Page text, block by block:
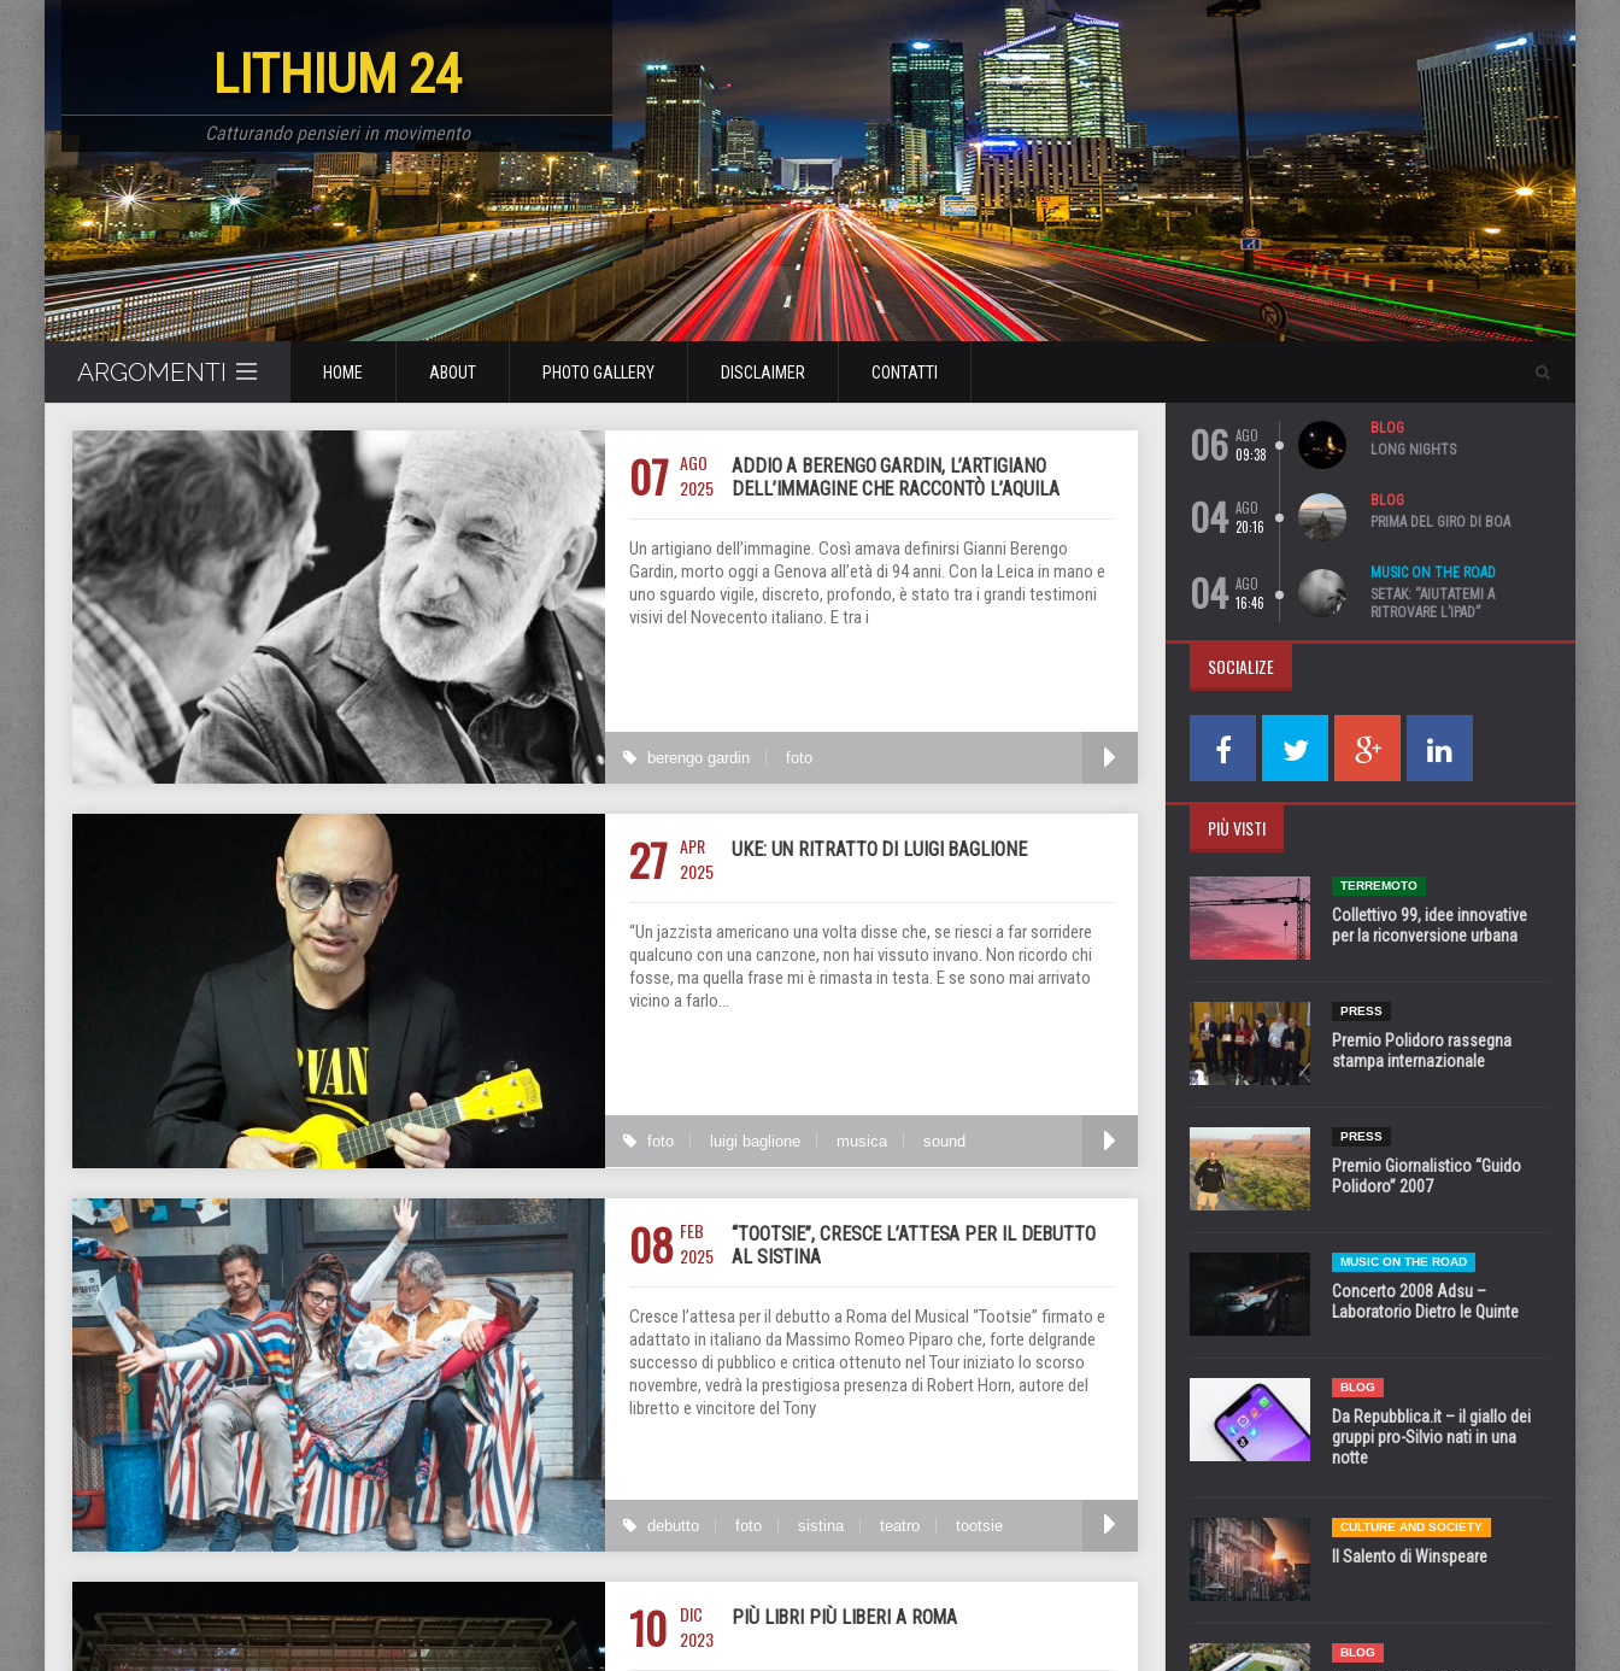
LITHIUM 24
Catturando pensieri in movimento
ARGOMENTI HOME ABOUT PHOTO GALLERY DISCLAIMER CONTATTI
07 AGO
2025
ADDIO A BERENGO GARDIN, L’ARTIGIANO
DELL’IMMAGINE CHE RACCONTÒ L’AQUILA
Un artigiano dell’immagine. Così amava definirsi Gianni Berengo
Gardin, morto oggi a Genova all’età di 94 anni. Con la Leica in mano e
uno sguardo vigile, discreto, profondo, è stato tra i grandi testimoni
visivi del Novecento italiano. E tra i
berengo gardin foto
27 APR
2025
UKE: UN RITRATTO DI LUIGI BAGLIONE
“Un jazzista americano una volta disse che, se riesci a far sorridere
qualcuno con una canzone, non hai vissuto invano. Non ricordo chi
fosse, ma quella frase mi è rimasta in testa. E se sono mai arrivato
vicino a farlo…
foto luigi baglione musica sound
08 FEB
2025
“TOOTSIE”, CRESCE L’ATTESA PER IL DEBUTTO
AL SISTINA
Cresce l’attesa per il debutto a Roma del Musical “Tootsie” firmato e
adattato in italiano da Massimo Romeo Piparo che, forte delgrande
successo di pubblico e critica ottenuto nel Tour iniziato lo scorso
novembre, vedrà la prestigiosa presenza di Robert Horn, autore del
libretto e vincitore del Tony
debutto foto sistina teatro tootsie
10 DIC
2023
PIÙ LIBRI PIÙ LIBERI A ROMA
06 AGO
09:38
BLOG
LONG NIGHTS
04 AGO
20:16
BLOG
PRIMA DEL GIRO DI BOA
04 AGO
16:46
MUSIC ON THE ROAD
SETAK: “AIUTATEMI A
RITROVARE L’IPAD”
SOCIALIZE
PIÙ VISTI
TERREMOTO
Collettivo 99, idee innovative
per la riconversione urbana
PRESS
Premio Polidoro rassegna
stampa internazionale
PRESS
Premio Giornalistico “Guido
Polidoro” 2007
MUSIC ON THE ROAD
Concerto 2008 Adsu –
Laboratorio Dietro le Quinte
BLOG
Da Repubblica.it – il giallo dei
gruppi pro-Silvio nati in una
notte
CULTURE AND SOCIETY
Il Salento di Winspeare
BLOG